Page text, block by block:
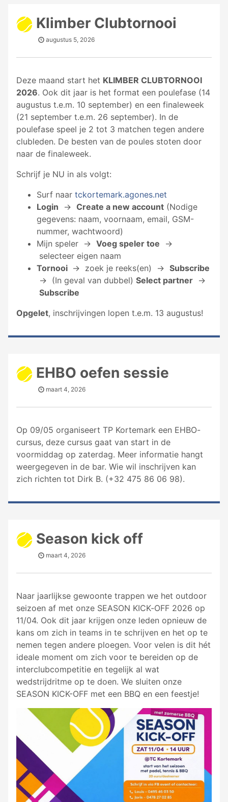
Klimber Clubtornooi
augustus 5, 2026
Deze maand start het KLIMBER CLUBTORNOOI
2026. Ook dit jaar is het format een poulefase (14
augustus t.e.m. 10 september) en een finaleweek
(21 september t.e.m. 26 september). In de
poulefase speel je 2 tot 3 matchen tegen andere
clubleden. De besten van de poules stoten door
naar de finaleweek.
Schrijf je NU in als volgt:
Surf naar tckortemark.agones.net
Login -> Create a new account (Nodige
gegevens: naam, voornaam, email, GSM-
nummer, wachtwoord)
Mijn speler -> Voeg speler toe ->
selecteer eigen naam
Tornooi -> zoek je reeks(en) -> Subscribe
-> (In geval van dubbel) Select partner ->
Subscribe
Opgelet, inschrijvingen lopen t.e.m. 13 augustus!
EHBO oefen sessie
maart 4, 2026
Op 09/05 organiseert TP Kortemark een EHBO-
cursus, deze cursus gaat van start in de
voormiddag op zaterdag. Meer informatie hangt
weergegeven in de bar. Wie wil inschrijven kan
zich richten tot Dirk B. (+32 475 86 06 98).
Season kick off
maart 4, 2026
Naar jaarlijkse gewoonte trappen we het outdoor
seizoen af met onze SEASON KICK‑OFF 2026 op
11/04. Ook dit jaar krijgen onze leden opnieuw de
kans om zich in teams in te schrijven en het op te
nemen tegen andere ploegen. Voor velen is dit hét
ideale moment om zich voor te bereiden op de
interclubcompetitie en tegelijk al wat
wedstrijdritme op te doen. We sluiten onze
SEASON KICK-OFF met een BBQ en een feestje!